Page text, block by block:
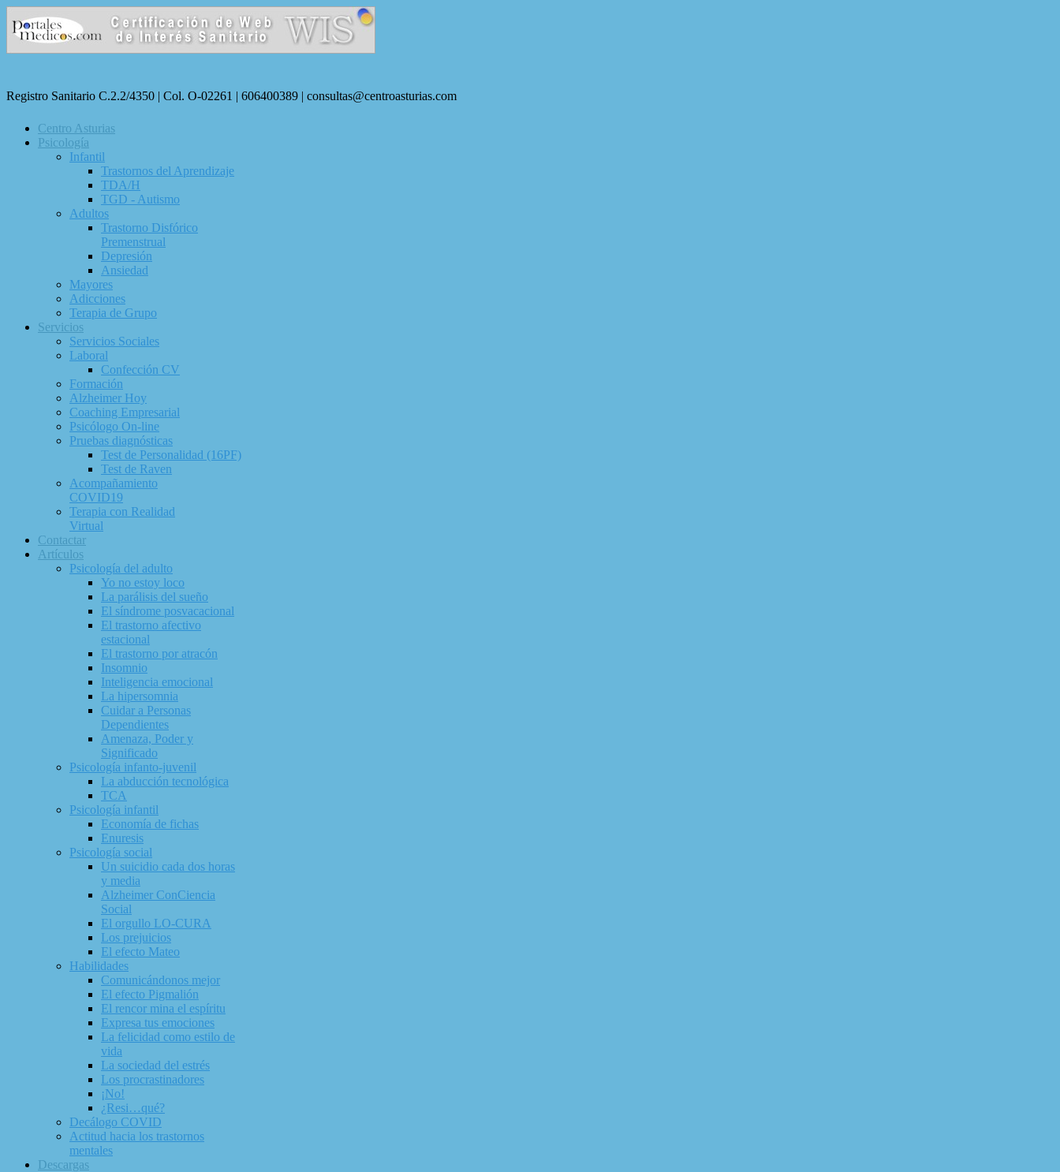
Registro Sanitario C.2.2/4350 | Col. O-02261 | 606400389 | consultas@centroasturias.com
Centro Asturias
Psicología
Infantil
Trastornos del Aprendizaje
TDA/H
TGD - Autismo
Adultos
Trastorno Disfórico
Premenstrual
Depresión
Ansiedad
Mayores
Adicciones
Terapia de Grupo
Servicios
Servicios Sociales
Laboral
Confección CV
Formación
Alzheimer Hoy
Coaching Empresarial
Psicólogo On-line
Pruebas diagnósticas
Test de Personalidad (16PF)
Test de Raven
Acompañamiento
COVID19
Terapia con Realidad
Virtual
Contactar
Artículos
Psicología del adulto
Yo no estoy loco
La parálisis del sueño
El síndrome posvacacional
El trastorno afectivo
estacional
El trastorno por atracón
Insomnio
Inteligencia emocional
La hipersomnia
Cuidar a Personas
Dependientes
Amenaza, Poder y
Significado
Psicología infanto-juvenil
La abducción tecnológica
TCA
Psicología infantil
Economía de fichas
Enuresis
Psicología social
Un suicidio cada dos horas
y media
Alzheimer ConCiencia
Social
El orgullo LO-CURA
Los prejuicios
El efecto Mateo
Habilidades
Comunicándonos mejor
El efecto Pigmalión
El rencor mina el espíritu
Expresa tus emociones
La felicidad como estilo de
vida
La sociedad del estrés
Los procrastinadores
¡No!
¿Resi…qué?
Decálogo COVID
Actitud hacia los trastornos
mentales
Descargas